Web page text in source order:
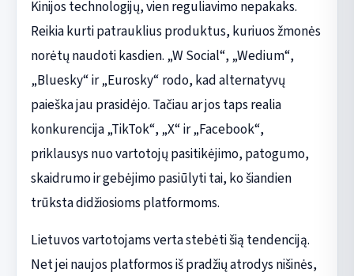
Kinijos technologijų, vien reguliavimo nepakaks.
Reikia kurti patrauklius produktus, kuriuos žmonės
norėtų naudoti kasdien. „W Social“, „Wedium“,
„Bluesky“ ir „Eurosky“ rodo, kad alternatyvų
paieška jau prasidėjo. Tačiau ar jos taps realia
konkurencija „TikTok“, „X“ ir „Facebook“,
priklausys nuo vartotojų pasitikėjimo, patogumo,
skaidrumo ir gebėjimo pasiūlyti tai, ko šiandien
trūksta didžiosioms platformoms.
Lietuvos vartotojams verta stebėti šią tendenciją.
Net jei naujos platformos iš pradžių atrodys nišinės,